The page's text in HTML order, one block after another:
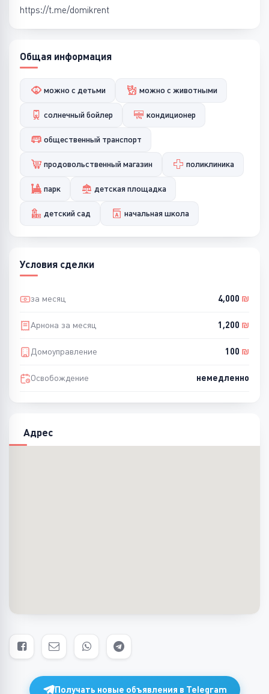
https://t.me/domikrent
Общая информация
можно с детьми можно с животными
солнечный бойлер кондиционер
общественный транспорт
продовольственный магазин поликлиника
парк детская площадка
детский сад начальная школа
Условия сделки
за месяц 4,000 ₪
Арнона за месяц 1,200 ₪
Домоуправление 100 ₪
Освобождение немедленно
Адрес
Получать новые объявления в Telegram